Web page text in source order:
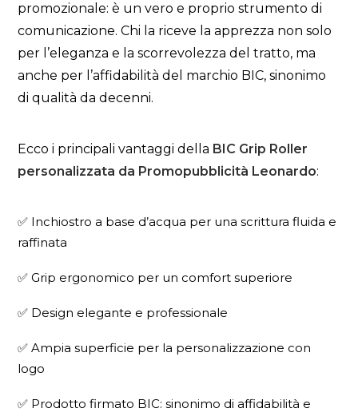
promozionale: è un vero e proprio strumento di
comunicazione. Chi la riceve la apprezza non solo
per l’eleganza e la scorrevolezza del tratto, ma
anche per l’affidabilità del marchio BIC, sinonimo
di qualità da decenni.
Ecco i principali vantaggi della BIC Grip Roller
personalizzata da Promopubblicità Leonardo:
✅ Inchiostro a base d’acqua per una scrittura fluida e
raffinata
✅ Grip ergonomico per un comfort superiore
✅ Design elegante e professionale
✅ Ampia superficie per la personalizzazione con
logo
✅ Prodotto firmato BIC: sinonimo di affidabilità e